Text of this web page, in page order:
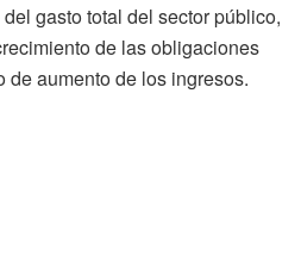
gasto total del sector público,
de las obligaciones
de aumento de los ingresos.